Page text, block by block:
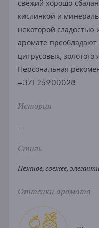
свежий хорошо
кислинкой и
некоторой
аромате
цитрусовых, золотого
Персональная
+371 25900028
История
...
Стиль
Нежное, свежее,
Оттенки аромата